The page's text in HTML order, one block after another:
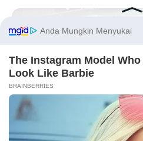
PRIVACY POLICY DISCLAIMER
Before You Go